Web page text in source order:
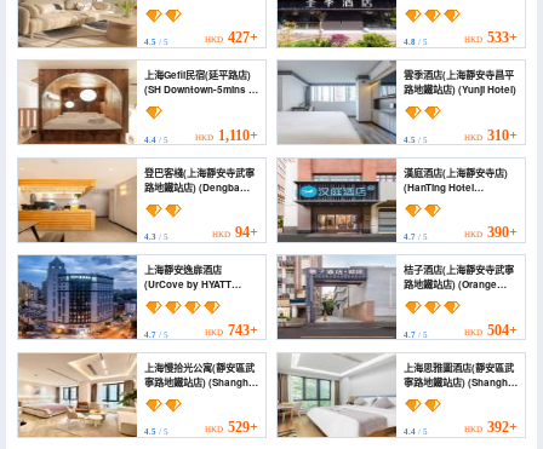
4.5 / 5 HKD 427+
(Shanghai Jing'an
Temple Kangding
Road))
4.8/ 5 HKD 533+
上海Gefii民宿(延平路店)
(SH Downtown-5mins to
metro walkable to
central SH)
4.4 / 5 HKD 1,110+
雲季酒店(上海靜安寺昌平
路地鐵站店) (Yunji Hotel)
4.5/ 5 HKD 310+
登巴客棧(上海靜安寺武寧
路地鐵站店) (Dengba
Chinese Inn (Shanghai
Jing'an Temple Wuning
Road Subway Station))
4.3 / 5 HKD 94+
漢庭酒店(上海靜安寺店)
(HanTing Hotel
(Shanghai Jing'an
Temple))
4.7/ 5 HKD 390+
上海靜安逸扉酒店
(UrCove by HYATT
Shanghai Jing'an)
4.7 / 5 HKD 743+
桔子酒店(上海靜安寺武寧
路地鐵站店) (Orange
Hotel (Shanghai Jing'an
Temple Wuning Road
Subway Station Hotel))
4.7/ 5 HKD 504+
上海慢拾光公寓(靜安區武
寧路地鐵站店) (Shanghai
Man Shi Light Hotel
Apartment (Jingan
District Wuning Road
Subway Station
4.5 / 5 HKD 529+
上海思雅圖酒店(靜安區武
寧路地鐵站店) (Shanghai
Siyatu Hotel (Jingan
District Wuning Road
Subway Station
Branch))
4.4/ 5 HKD 392+